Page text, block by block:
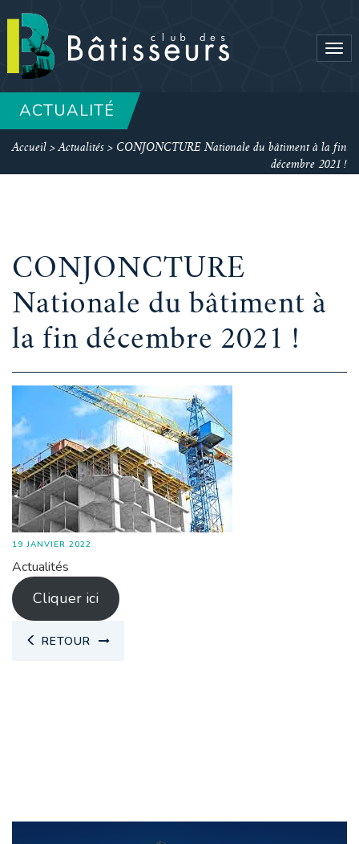
ACTUALITÉ
Accueil >Actualités > CONJONCTURE Nationale du bâtiment à la fin
décembre 2021 !
CONJONCTURE
Nationale du bâtiment à
la fin décembre 2021 !
19 JANVIER 2022
Actualités
Cliquer ici
RETOUR